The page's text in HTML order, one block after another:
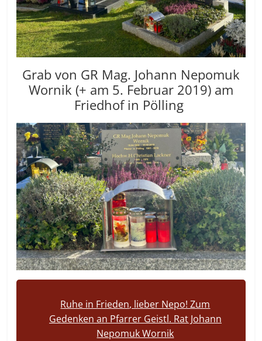
Grab von GR Mag. Johann Nepomuk
Wornik (+ am 5. Februar 2019) am
Friedhof in Pölling
Ruhe in Frieden, lieber Nepo! Zum
Gedenken an Pfarrer Geistl. Rat Johann
Nepomuk Wornik